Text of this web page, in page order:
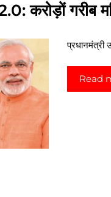
करोड़ों
प्रधानमंत्री
Read